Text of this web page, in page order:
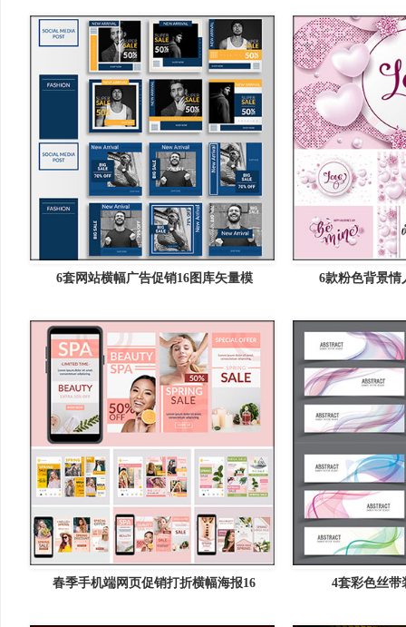
6套网站横幅广告促销16图库矢量模 6款粉色背景情
春季手机端网页促销打折横幅海报16 4套彩色丝带